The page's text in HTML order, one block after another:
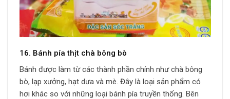
16. Bánh pía thịt chà bông bò
Bánh được làm từ các thành phần chính như chà bông
bò, lạp xưởng, hạt dưa và mè. Đây là loại sản phẩm có
hơi khác so với những loại bánh pía truyền thống. Bên